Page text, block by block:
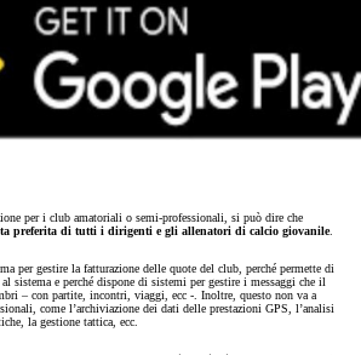
per i club amatoriali o semi-professionali, si può dire che
preferita di tutti i dirigenti e gli allenatori di calcio giovanile.
per gestire la fatturazione delle quote del club, perché permette di
sistema e perché dispone di sistemi per gestire i messaggi che il
– con partite, incontri, viaggi, ecc -. Inoltre, questo non va a
come l’archiviazione dei dati delle prestazioni GPS, l’analisi
la gestione tattica, ecc.